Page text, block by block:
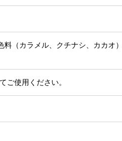
（カラメル、クチナシ、カカオ
ご使用ください。